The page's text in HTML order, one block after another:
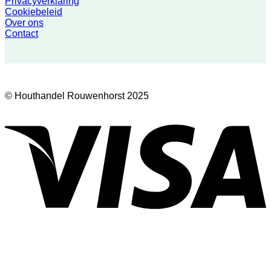
Cookiebeleid
Over ons
Contact
© Houthandel Rouwenhorst 2025